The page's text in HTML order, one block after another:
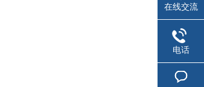
在线交流
电话